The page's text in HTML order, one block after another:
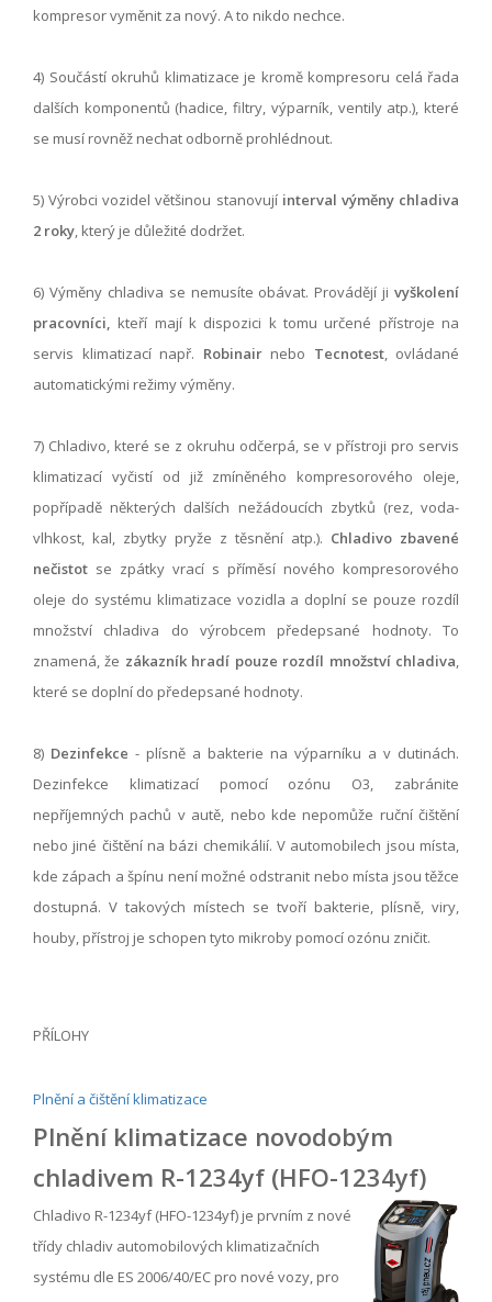
kompresor vyměnit za nový. A to nikdo nechce.
4) Součástí okruhů klimatizace je kromě kompresoru celá řada
dalších komponentů (hadice, filtry, výparník, ventily atp.), které
se musí rovněž nechat odborně prohlédnout.
5) Výrobci vozidel většinou stanovují interval výměny chladiva
2 roky, který je důležité dodržet.
6) Výměny chladiva se nemusíte obávat. Provádějí ji vyškolení
pracovníci, kteří mají k dispozici k tomu určené přístroje na
servis klimatizací např. Robinairnebo Tecnotest, ovládané
automatickými režimy výměny.
7) Chladivo, které se z okruhu odčerpá, se v přístroji pro servis
klimatizací vyčistí od již zmíněného kompresorového oleje,
popřípadě některých dalších nežádoucích zbytků (rez, voda-
vlhkost, kal, zbytky pryže z těsnění atp.). Chladivo zbavené
nečistot se zpátky vrací s příměsí nového kompresorového
oleje do systému klimatizace vozidla a doplní se pouze rozdíl
množství chladiva do výrobcem předepsané hodnoty. To
znamená, že zákazník hradí pouze rozdíl množství chladiva,
které se doplní do předepsané hodnoty.
8) Dezinfekce - plísně a bakterie na výparníku a v dutinách.
Dezinfekce klimatizací pomocí ozónu O3, zabránite
nepříjemných pachů v autě, nebo kde nepomůže ruční čištění
nebo jiné čištění na bázi chemikálií. V automobilech jsou místa,
kde zápach a špínu není možné odstranit nebo místa jsou těžce
dostupná. V takových místech se tvoří bakterie, plísně, viry,
houby, přístroj je schopen tyto mikroby pomocí ozónu zničit.
PŘÍLOHY
Plnění a čištění klimatizace
Plnění klimatizace novodobým
chladivem R-1234yf (HFO-1234yf)
Chladivo R-1234yf (HFO-1234yf) je prvním z nové
třídy chladiv automobilových klimatizačních
systému dle ES 2006/40/EC pro nové vozy, pro